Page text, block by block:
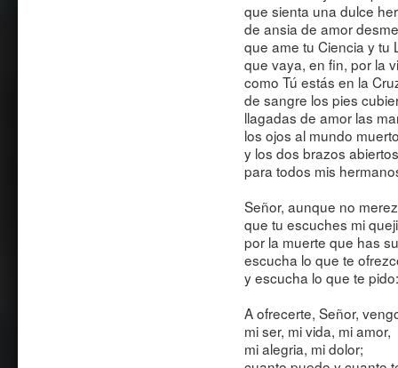
que sienta una dulce
de ansia de amor
que ame tu Ciencia y tu
que vaya, en fin, por la
como Tú estás en la
de sangre los pies
llagadas de amor las
los ojos al mundo
y los dos brazos
para todos mis
Señor, aunque no
que tu escuches mi
por la muerte que has
escucha lo que te
y escucha lo que te pido:
A ofrecerte, Señor,
mi ser, mi vida, mi amor,
mi alegria, mi dolor;